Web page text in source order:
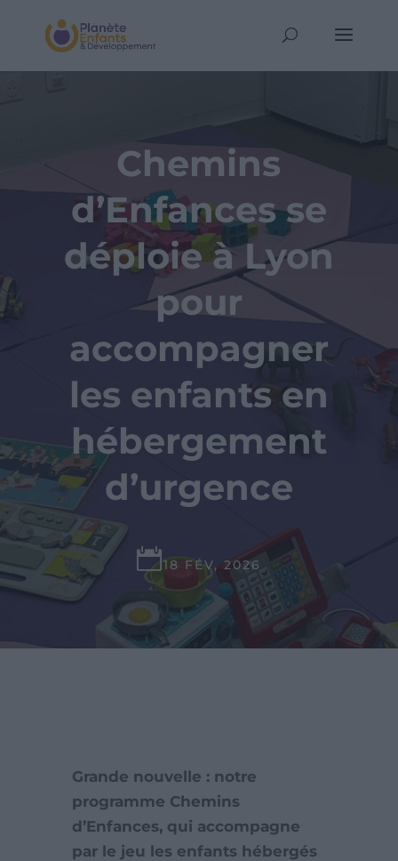
Chemins
d’Enfances se
déploie à Lyon
pour
accompagner
les enfants en
hébergement
d’urgence
18 FÉV, 2026
Grande nouvelle : notre
programme Chemins
d’Enfances, qui accompagne
par le jeu les enfants hébergés